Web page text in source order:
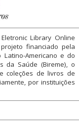
Library Online
financiado pela
Latino-Americano e do
da Saúde (Bireme), o
coleções de livros de
por instituições